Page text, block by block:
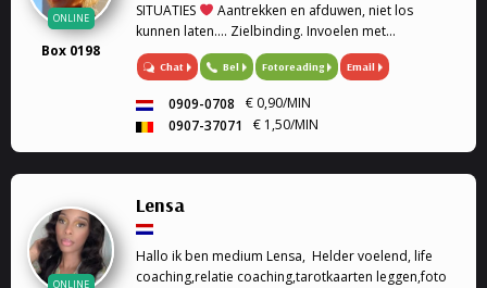
ONLINE
Box 0198
SITUATIES
Aantrekken en afduwen, niet los
kunnen laten.... Zielbinding. Invoelen met
geboortedatum en astrologie. Medium, Astrologe,
kaartleggen. Coach, Relatie Coach, Droomverklaring,
Helderwetend.
Chat Bel Fotoreading Email
0909-0708
€ 0,90/MIN
0907-37071
€ 1,50/MIN
ONLINE
Lensa
Hallo ik ben medium Lensa, Helder voelend, life
coaching,relatie coaching,tarotkaarten leggen,foto